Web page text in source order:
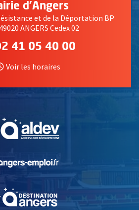
d'Angers
et de la Déportation BP
ANGERS Cedex 02
41 05 40 00
Voir les horaires
, Ouvre une nouvelle